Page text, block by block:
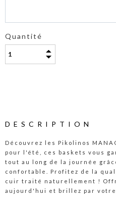
Quantité
DESCRIPTION
Découvrez les Pikolinos
pour l'été, ces baskets vous
tout au long de la journée
confortable. Profitez de la
cuir traité naturellement !
aujourd'hui et brillez par